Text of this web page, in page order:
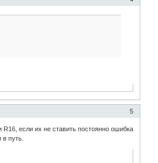
5
если их не ставить постоянно ошибка
путь.